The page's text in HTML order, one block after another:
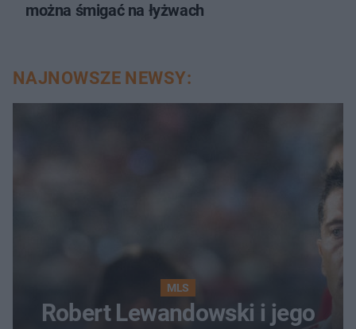
można śmigać na łyżwach
NAJNOWSZE NEWSY:
MLS
Robert Lewandowski i jego